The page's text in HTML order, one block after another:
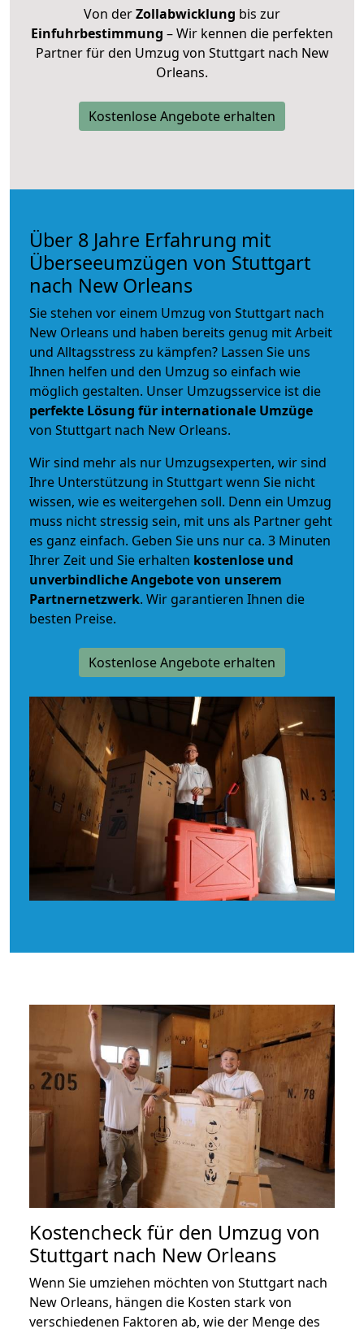
Von derZollabwicklung bis zur
Einfuhrbestimmung – Wir kennen die perfekten
Partner für den Umzug von Stuttgart nach New
Orleans.
Kostenlose Angebote erhalten
Über 8 Jahre Erfahrung mit
Überseeumzügen von Stuttgart
nach New Orleans
Sie stehen vor einem Umzug von Stuttgart nach
New Orleans und haben bereits genug mit Arbeit
und Alltagsstress zu kämpfen? Lassen Sie uns
Ihnen helfen und den Umzug so einfach wie
möglich gestalten. Unser Umzugsservice ist die
perfekte Lösung für internationale Umzüge
von Stuttgart nach New Orleans.
Wir sind mehr als nur Umzugsexperten, wir sind
Ihre Unterstützung in Stuttgart wenn Sie nicht
wissen, wie es weitergehen soll. Denn ein Umzug
muss nicht stressig sein, mit uns als Partner geht
es ganz einfach. Geben Sie uns nur ca. 3 Minuten
Ihrer Zeit und Sie erhalten kostenlose und
unverbindlicheAngebote von unserem
Partnernetzwerk. Wir garantieren Ihnen die
besten Preise.
Kostenlose Angebote erhalten
Kostencheck für den Umzug von
Stuttgart nach New Orleans
Wenn Sie umziehen möchten von Stuttgart nach
New Orleans, hängen die Kosten stark von
verschiedenen Faktoren ab, wie der Menge des